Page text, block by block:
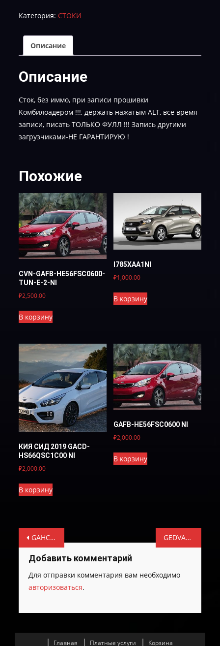
Ni
Категория: СТОКИ
Описание
Описание
Сток, без иммо, при записи прошивки
Kомбилоадером !!!, держать нажатым ALT, все время
записи, писать ТОЛЬКО ФУЛЛ !!! Запись другими
загрузчиками-НЕ ГАРАНТИРУЮ !
Похожие
CVN-GAFB-HE56FSC0600-
TUN-E-2-NI
₽2,500.00
В корзину
I785XAA1NI
₽1,000.00
В корзину
КИЯ СИД 2019 GACD-
HS66QSC1C00 NI
₽2,000.00
В корзину
GAFB-HE56FSC0600 NI
₽2,000.00
В корзину
Навигация
по
записям
GAHCRFE56QS01C00 NI GEDVA46CQS4-A000 NI
Добавить комментарий
Для отправки комментария вам необходимо
авторизоваться.
Главная Платные услуги Корзина